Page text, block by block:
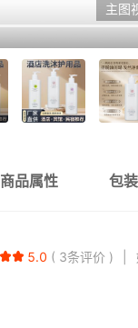
主图
商品属性 包
5.0 3条评价